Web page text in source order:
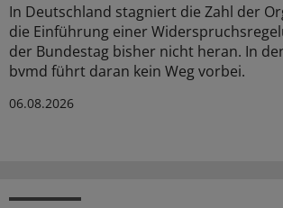
In Deutschland stagniert die Zahl der
die Einführung einer
der Bundestag bisher nicht heran. In
bvmd führt daran kein Weg vorbei.
06.08.2026